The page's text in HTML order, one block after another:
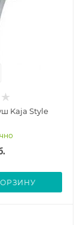
Kaja Style